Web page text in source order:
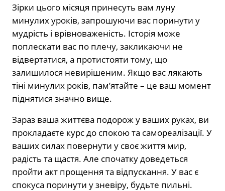
Зірки цього місяця принесуть вам луну
минулих уроків, запрошуючи вас поринути у
мудрість і врівноваженість. Історія може
поплескати вас по плечу, закликаючи не
відвертатися, а протистояти тому, що
залишилося невирішеним. Якщо вас лякають
тіні минулих років, пам’ятайте – це ваш момент
піднятися значно вище.
Зараз ваша життєва подорож у ваших руках, ви
прокладаєте курс до спокою та самореалізації. У
ваших силах повернути у своє життя мир,
радість та щастя. Але спочатку доведеться
пройти акт прощення та відпускання. У вас є
спокуса поринути у зневіру, будьте пильні.